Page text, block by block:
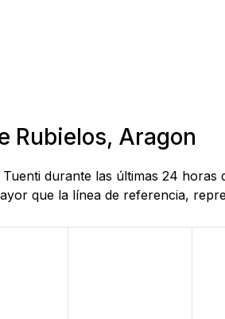
Rubielos, Aragon
durante las últimas 24
que la línea de referencia,